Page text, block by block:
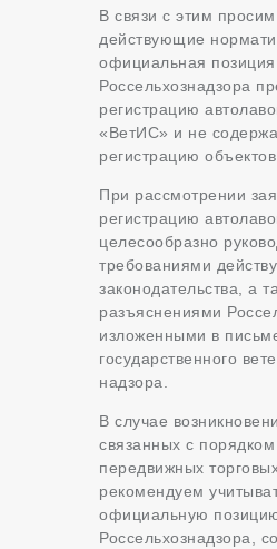
В связи с этим просим
действующие
официальная позиция
Россельхознадзора
регистрацию
«ВетИС» и не
регистрацию
При рассмотрении
регистрацию
целесообразно
требованиями
законодательства, а
разъяснениями
изложенными в
государственного
надзора.
В случае
связанных с порядком
передвижных
рекомендуем
официальную
Россельхознадзора,